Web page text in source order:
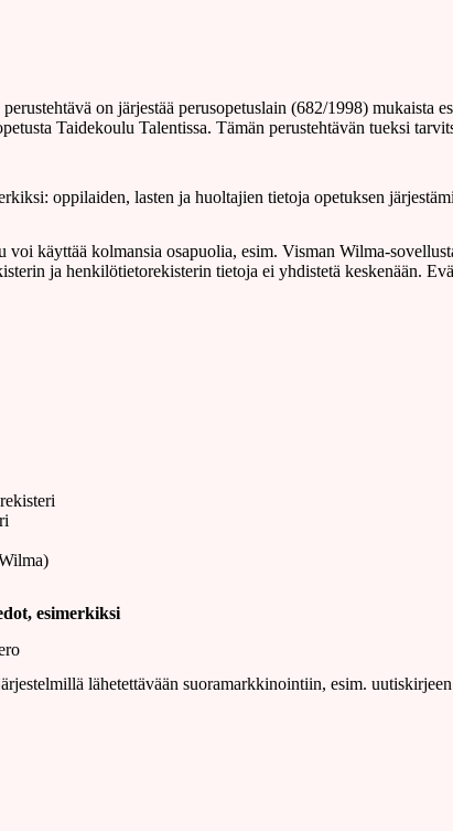
on järjestää perusopetuslain (682/1998) mukaista
Taidekoulu Talentissa. Tämän perustehtävän tueksi
oppilaiden, lasten ja huoltajien tietoja opetuksen
käyttää kolmansia osapuolia, esim. Visman Wilma-
ja henkilötietorekisterin tietoja ei yhdistetä keskenään.
esimerkiksi
lähetettävään suoramarkkinointiin, esim.